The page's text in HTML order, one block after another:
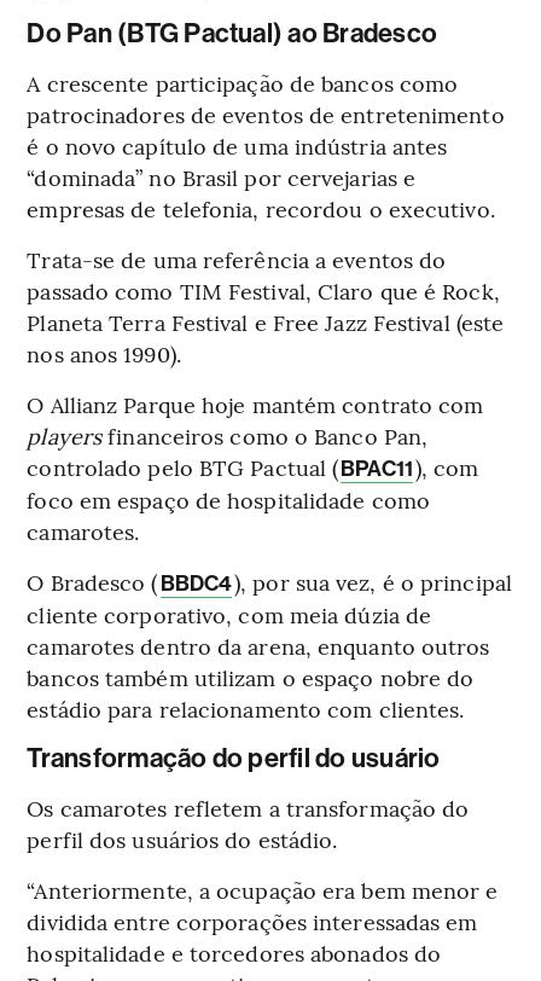
Do Pan (BTG Pactual) ao Bradesco
A crescente participação de bancos como
patrocinadores de eventos de entretenimento
é o novo capítulo de uma indústria antes
“dominada” no Brasil por cervejarias e
empresas de telefonia, recordou o executivo.
Trata-se de uma referência a eventos do
passado como TIM Festival, Claro que é Rock,
Planeta Terra Festival e Free Jazz Festival (este
nos anos 1990).
O Allianz Parque hoje mantém contrato com
playersfinanceiros como o Banco Pan,
controlado pelo BTG Pactual (BPAC11), com
foco em espaço de hospitalidade como
camarotes.
O Bradesco (BBDC4), por sua vez, é o principal
cliente corporativo, com meia dúzia de
camarotes dentro da arena, enquanto outros
bancos também utilizam o espaço nobre do
estádio para relacionamento com clientes.
Transformação do perfil do usuário
Os camarotes refletem a transformação do
perfil dos usuários do estádio.
“Anteriormente, a ocupação era bem menor e
dividida entre corporações interessadas em
hospitalidade e torcedores abonados do